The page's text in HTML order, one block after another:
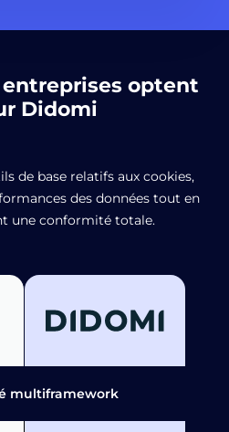
optent
Didomi
de base relatifs aux cookies,
des données tout en
une conformité totale.
multiframework